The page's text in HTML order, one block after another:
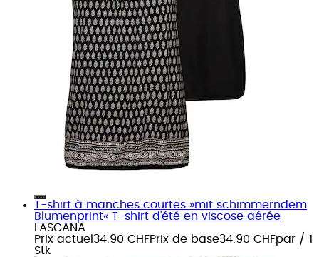
T-shirt à manches courtes »mit schimmerndem
Blumenprint« T-shirt d'été en viscose aérée
LASCANA
Prix actuel 34.90 CHFPrix de base34.90 CHFpar / 1
Stk